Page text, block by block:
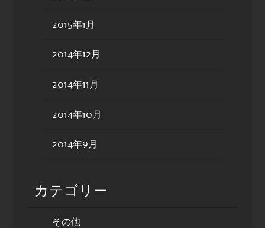
2015年1月
2014年12月
2014年11月
2014年10月
2014年9月
カテゴリー
その他